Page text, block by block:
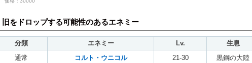
旧をドロップする可能性のあるエネミー
分類 エネミー Lv.
生息
通常
コルト・ウニコル 21-30 黒鋼の大陸